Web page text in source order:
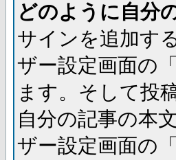
どのように自分
サインを追加す
ザー設定画面の
ます。そして投
自分の記事の本
ザー設定画面の